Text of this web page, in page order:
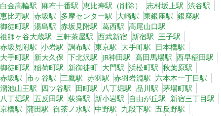
白金高輪駅 麻布十番駅 恵比寿駅（削除） 志村坂上駅 渋谷駅
恵比寿駅 赤坂駅 多摩センター駅 大崎駅 東銀座駅 銀座駅
御徒町駅 湯島駅 赤坂見附駅 葛西駅 高尾山口駅
祖師ヶ谷大蔵駅 三軒茶屋駅 西武新宿 新宿駅 王子駅
赤坂見附駅 小岩駅 調布駅 東京駅 大手町駅 日本橋駅
大手町駅 新大久保 下北沢駅 JR神田駅 高田馬場駅 西早稲田駅
御徒町駅 稲荷町駅 新御徒町 大門駅 浜松町駅 秋葉原駅
赤坂駅 市ヶ谷駅 三鷹駅 赤羽駅 赤羽岩淵駅 六本木一丁目駅
溜池山王駅 四ツ谷駅 田町駅 八丁堀駅 品川駅 茅場町駅
八丁堀駅 五反田駅 荻窪駅 新小岩駅 自由が丘駅 新宿三丁目駅
京橋駅 蒲田駅 御茶ノ水駅 中野駅 九段下駅 五反野駅